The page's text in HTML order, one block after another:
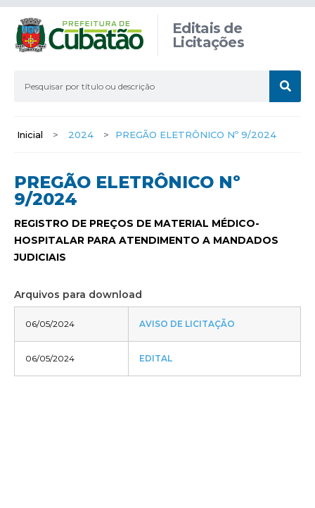
Editais de
Licitações
Inicial > 2024 > PREGÃO ELETRÔNICO Nº 9/2024
PREGÃO ELETRÔNICO Nº
9/2024
REGISTRO DE PREÇOS DE MATERIAL MÉDICO-
HOSPITALAR PARA ATENDIMENTO A MANDADOS
JUDICIAIS
Arquivos para download
06/05/2024 AVISO DE LICITAÇÃO
06/05/2024 EDITAL